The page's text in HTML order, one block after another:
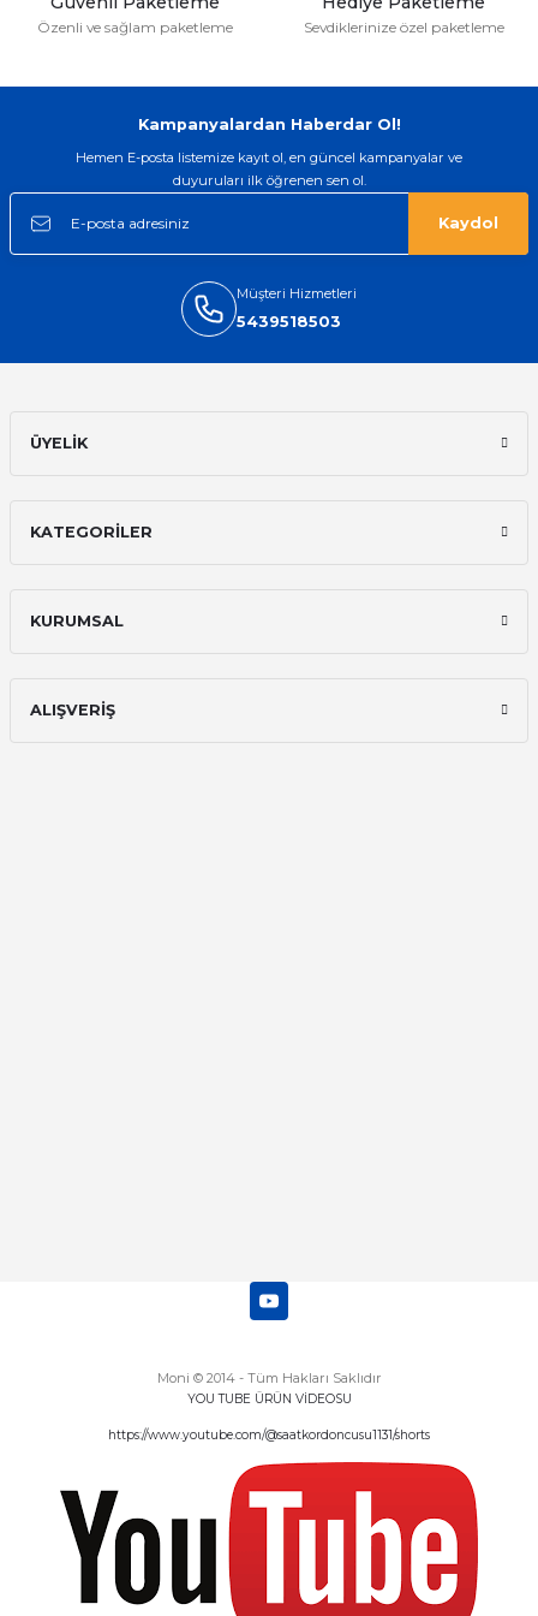
İsmail yılmaz | 15/05/2026
arayip teyit aldiktan sonra yolladılar
Oldukça kaliteli ve şık bir görünümü
rahatsız etmiyor ve tam oturdu.
Sinan Tatlicioglu | 30/01/2026
Ali Bilge Ertan | 11/09/2025
Özenli ve sağlam paketleme Sevdiklerinize özel paketleme
Kampanyalardan Haberdar Ol!
Hemen E-posta listemize kayıt ol, en güncel kampanyalar ve
duyuruları ilk öğrenen sen ol.
Kaydol
Müşteri Hizmetleri
5439518503
ÜYELİK
KATEGORİLER
KURUMSAL
ALIŞVERİŞ
Moni © 2014 - Tüm Hakları Saklıdır
YOU TUBE ÜRÜN VİDEOSU
https://www.youtube.com/@saatkordoncusu1131/shorts